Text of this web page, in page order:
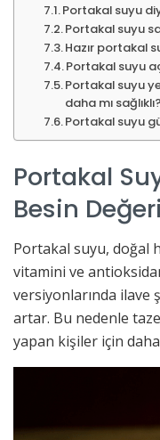
Portakal suyu
Portakal suyu
Hazır portakal
Portakal suyu
Portakal suyu
daha mı sağlıklı?
Portakal suyu
Portakal
Besin
Portakal suyu, doğal
vitamini ve
versiyonlarında ilave
artar. Bu nedenle
yapan kişiler için